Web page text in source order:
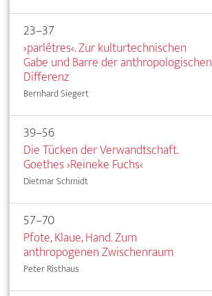
23–37
›parlêtres‹. Zur kulturtechnischen
Gabe und Barre der anthropologischen
Differenz
Bernhard Siegert
39–56
Die Tücken der Verwandtschaft.
Goethes ›Reineke Fuchs‹
Dietmar Schmidt
57–70
Pfote, Klaue, Hand. Zum
anthropogenen Zwischenraum
Peter Risthaus